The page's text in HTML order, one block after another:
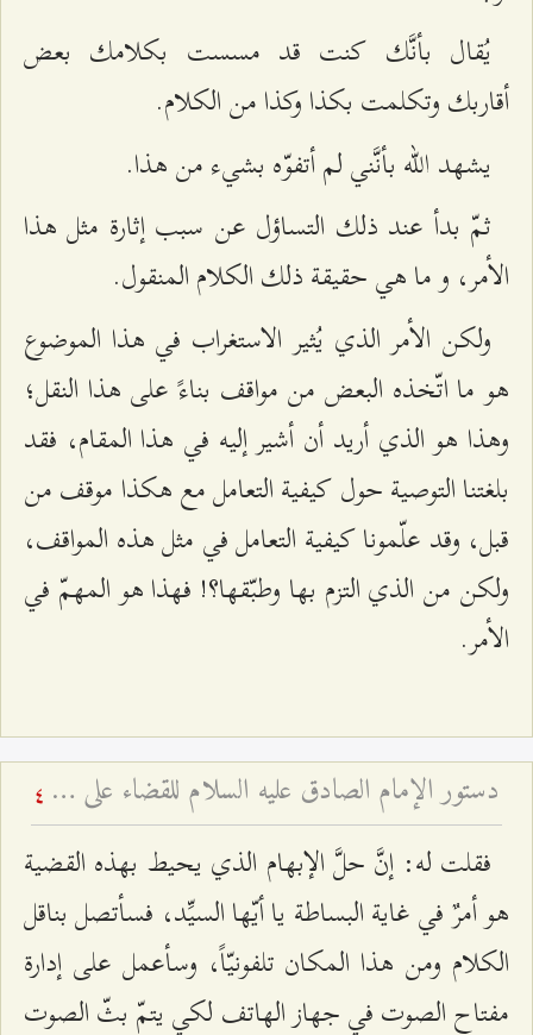
يُقال بأنَّك كنت قد مسست بكلامك بعض
أقاربك وتكلمت بكذا وكذا من الكلام.
يشهد الله بأنَّني لم أتفوّه بشيء من هذا.
ثمّ بدأ عند ذلك التساؤل عن سبب إثارة مثل هذا
الأمر، و ما هي حقيقة ذلك الكلام المنقول.
ولكن الأمر الذي يُثير الاستغراب في هذا الموضوع
هو ما اتّخذه البعض من مواقف بناءً على هذا النقل؛
وهذا هو الذي أريد أن أشير إليه في هذا المقام، فقد
بلغتنا التوصية حول كيفية التعامل مع هكذا موقف من
قبل، وقد علّمونا كيفية التعامل في مثل هذه المواقف،
ولكن من الذي التزم بها وطبّقها؟! فهذا هو المهمّ في
الأمر.
دستور الإمام الصادق عليه السلام للقضاء على الفرعونية 4
فقلت له: إنَّ حلَّ الإبهام الذي يحيط بهذه القضية
هو أمرٌ في غاية البساطة يا أيّها السيِّد، فسأتصل بناقل
الكلام ومن هذا المكان تلفونيّاً، وسأعمل على إدارة
مفتاح الصوت في جهاز الهاتف لكي يتمّ بثّ الصوت